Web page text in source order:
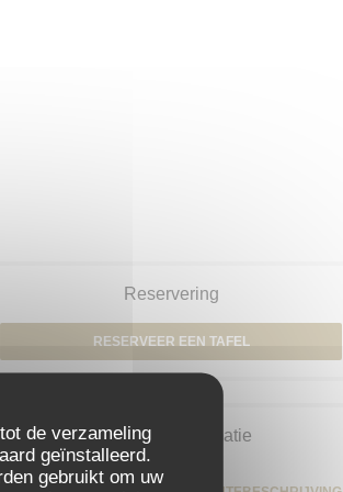
de verzameling
geïnstalleerd.
gebruikt om uw
Reservering
RESERVEER EEN TAFEL
Algemene informatie
79 rue Daguerre - 01 43 21 92